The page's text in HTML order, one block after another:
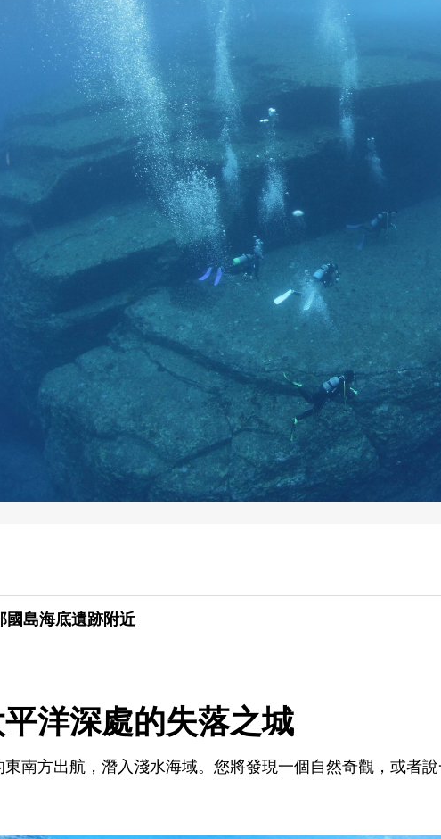
國島海底遺跡附近
洋深處的失落之城
東南方出航，潛入淺水海域。您將發現一個自然奇觀，或者